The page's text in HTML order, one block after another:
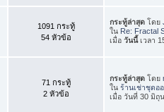
1091 กระทู้
54 หัวข้อ
กระทู้ล่าสุด โดย
ใน Re: Fractal
เมื่อวันนี้เวลา
71 กระทู้
2 หัวข้อ
กระทู้ล่าสุด โดย
ในร้านเช่าชุดออ
เมื่อ วันที่ 30 มิถุ